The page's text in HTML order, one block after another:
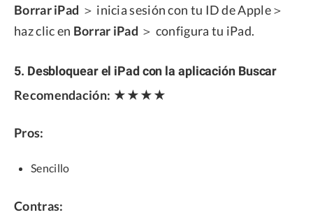
Borrar iPad ＞ inicia sesión con tu ID de Apple＞
haz clic en Borrar iPad ＞ configura tu iPad.
5. Desbloquear el iPad con la aplicación Buscar
Recomendación: ★★★★
Pros:
Sencillo
Contras: